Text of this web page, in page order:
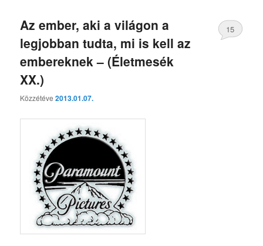
Az ember, aki a világon a
legjobban tudta, mi is kell az
embereknek – (Életmesék
XX.)
Közzétéve2013.01.07.
15